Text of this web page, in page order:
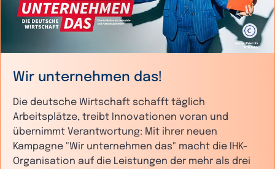
Wir unternehmen das!
Die deutsche Wirtschaft schafft täglich
Arbeitsplätze, treibt Innovationen voran und
übernimmt Verantwortung: Mit ihrer neuen
Kampagne "Wir unternehmen das" macht die IHK-
Organisation auf die Leistungen der mehr als drei